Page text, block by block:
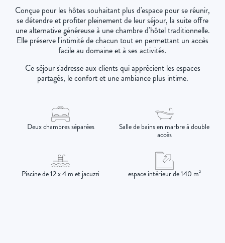
Conçue pour les hôtes souhaitant plus d'espace pour se réunir,
se détendre et profiter pleinement de leur séjour, la suite offre
une alternative généreuse à une chambre d'hôtel traditionnelle.
Elle préserve l'intimité de chacun tout en permettant un accès
facile au domaine et à ses activités.
Ce séjour s'adresse aux clients qui apprécient les espaces
partagés, le confort et une ambiance plus intime.
Deux chambres séparées
Salle de bains en marbre à double
accès
Piscine de 12 x 4 m et jacuzzi espace intérieur de 140 m²